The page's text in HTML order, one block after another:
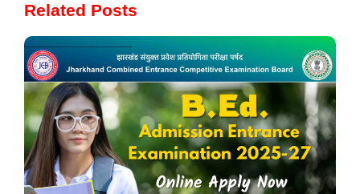
Related Posts